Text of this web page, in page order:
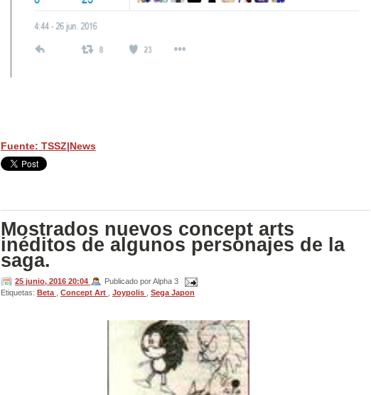
Fuente: TSSZ|News
Mostrados nuevos concept arts
inéditos de algunos personajes de la
saga.
25 junio, 2016 20:04
Publicado por Alpha 3
Etiquetas: Beta Concept Art Joypolis Sega Japon